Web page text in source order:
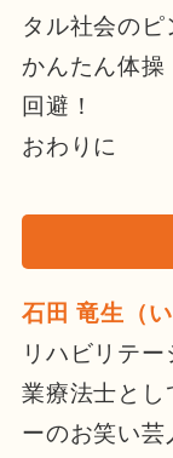
タル社会のピ
かんたん体操
回避！
おわりに
石田 竜生（
リハビリテ
業療法士とし
ーのお笑い芸